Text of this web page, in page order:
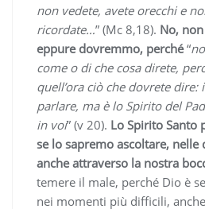
non vedete, avete orecchi e
ricordate…” (Mc 8,18). No,
eppure dovremmo, perché“
come o di che cosa direte,
quell’ora ciò che dovrete
parlare, ma è lo Spirito del
in voi” (v 20). Lo Spirito Santo
se lo sapremo ascoltare,
anche attraverso la nostra
temere il male, perché Dio è
nei momenti più difficili,